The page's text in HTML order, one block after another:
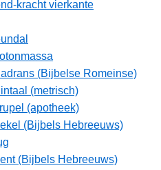
kracht vierkante
(Bijbelse Romeinse)
(metrisch)
(apotheek)
(Bijbels Hebreeuws)
(Bijbels Hebreeuws)